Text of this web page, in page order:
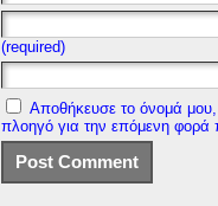
(required)
Αποθήκευσε το όνομά μου,
πλοηγό για την επόμενη